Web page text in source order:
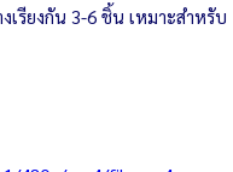
รียงกัน 3-6 ชิ้น เหมาะสำหรับ